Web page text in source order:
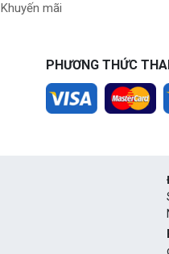
Khuyến mãi
PHƯƠNG THỨC